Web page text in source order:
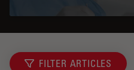
FILTER ARTICLES